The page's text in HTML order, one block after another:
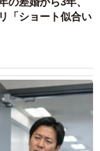
「ショート似合い